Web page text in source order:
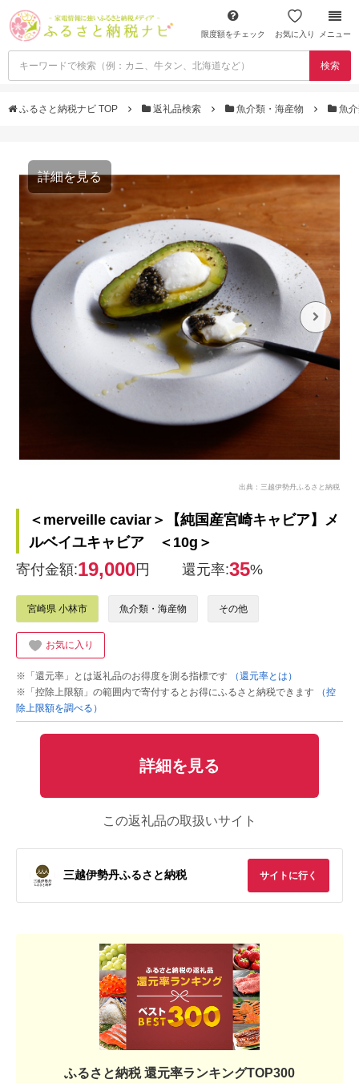
限度額をチェック お気に入り メニュー
検索
ふるさと納税ナビ TOP 返礼品検索 魚介類・海産物 魚介
詳細を見る
出典：三越伊勢丹ふるさと納税
＜merveille caviar＞【純国産宮崎キャビア】メ
ルベイユキャビア ＜10g＞
寄付金額:19,000円 還元率:35%
宮崎県 小林市 魚介類・海産物 その他
お気に入り
※「還元率」とは返礼品のお得度を測る指標です
（還元率とは）
※「控除上限額」の範囲内で寄付するとお得にふるさと納税できます
（控
除上限額を調べる）
詳細を見る
この返礼品の取扱いサイト
三越伊勢丹ふるさと納税 サイトに行く
ふるさと納税 還元率ランキングTOP300